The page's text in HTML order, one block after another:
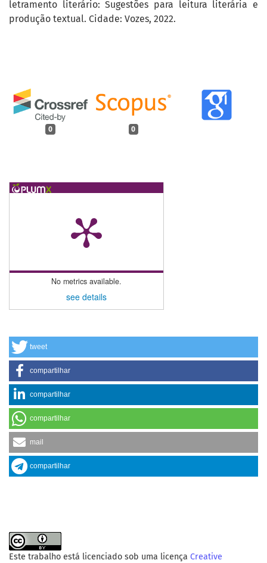
0 0
No metrics available.
see details
tweet
compartilhar
compartilhar
compartilhar
mail
compartilhar
letramento literário: Sugestões para leitura literária e
produção textual. Cidade: Vozes, 2022.
Este trabalho está licenciado sob uma licença Creative